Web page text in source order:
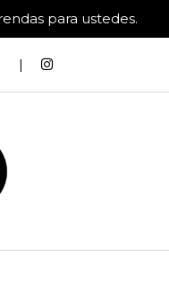
para ustedes.